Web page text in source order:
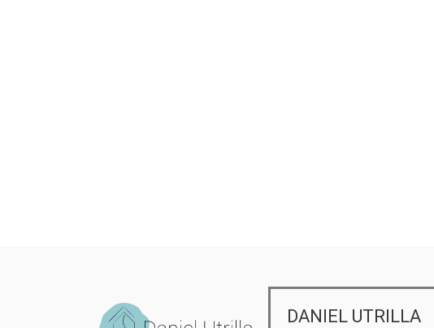
DANIEL UTRILLA